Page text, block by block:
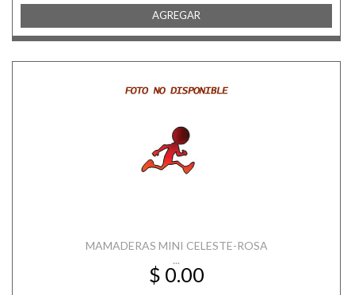
AGREGAR
MAMADERAS MINI CELESTE-ROSA
...
$ 0.00